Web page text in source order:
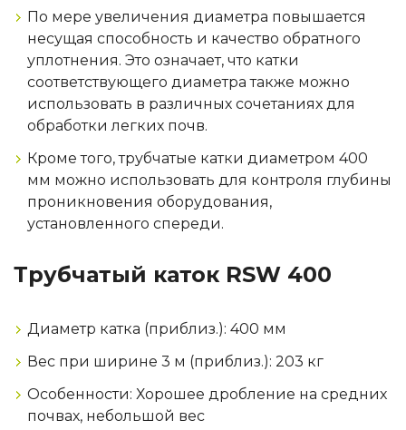
По мере увеличения диаметра повышается
несущая способность и качество обратного
уплотнения. Это означает, что катки
соответствующего диаметра также можно
использовать в различных сочетаниях для
обработки легких почв.
Кроме того, трубчатые катки диаметром 400
мм можно использовать для контроля глубины
проникновения оборудования,
установленного спереди.
Трубчатый каток RSW 400
Диаметр катка (приблиз.): 400 мм
Вес при ширине 3 м (приблиз.): 203 кг
Особенности: Хорошее дробление на средних
почвах, небольшой вес